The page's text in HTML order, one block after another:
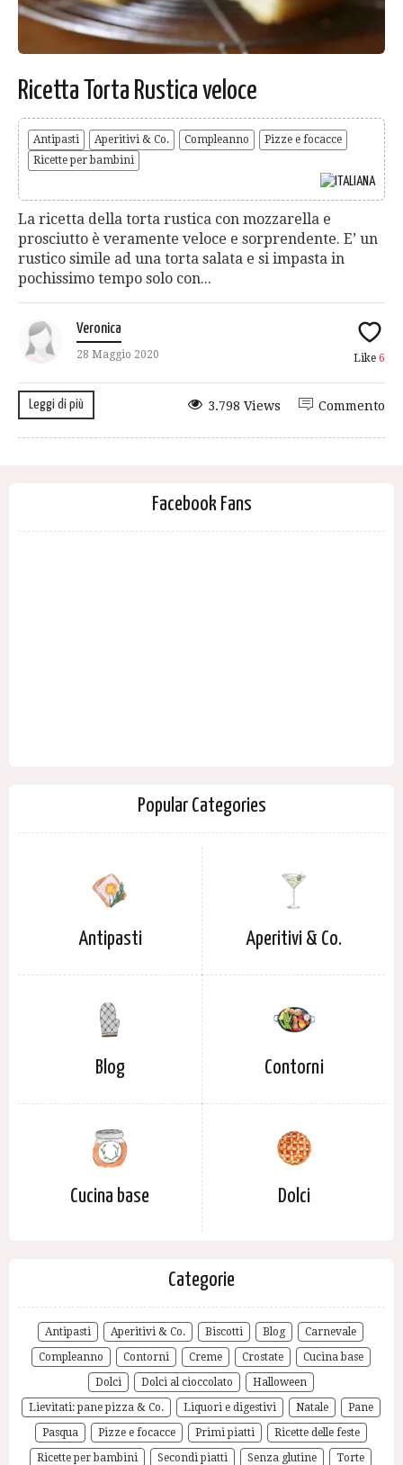
Ricetta Torta Rustica veloce
Antipasti Aperitivi & Co. Compleanno
Pizze e focacce
Ricette per bambini
La ricetta della torta rustica con mozzarella e
prosciutto è veramente veloce e sorprendente. E’ un
rustico simile ad una torta salata e si impasta in
pochissimo tempo solo con...
Veronica
28 Maggio 2020 Like 6
Leggi di più Commento
3.798 Views
Facebook Fans
Popular Categories
Antipasti Aperitivi & Co.
Blog Contorni
Cucina base Dolci
Categorie
Antipasti Aperitivi & Co. Biscotti Blog
Carnevale
Compleanno
Contorni Creme Crostate
Cucina base
Dolci
Dolci al cioccolato
Halloween
Lievitati: pane pizza & Co.
Liquori e digestivi Natale
Pane
Pasqua
Pizze e focacce Primi piatti
Ricette delle feste
Ricette per bambini
Secondi piatti Senza glutine Torte